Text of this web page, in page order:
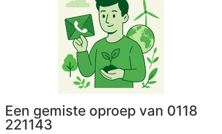
Een gemiste oproep van 0118
221143